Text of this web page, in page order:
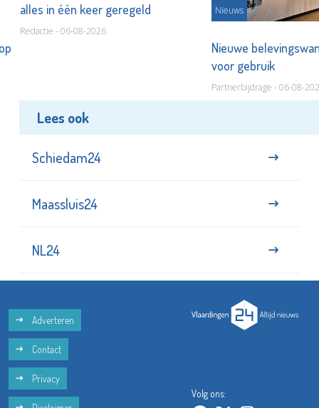
alles in één keer geregeld
Redactie - 06-08-2026
Nieuws
Nieuwe
voor gebruik
Partnerbijdrage - 06-08-
Lees ook
Schiedam24
Maassluis24
NL24
Adverteren
Contact
Privacy
Volg ons: